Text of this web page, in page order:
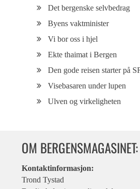
Det bergenske selvbedrag
Byens vaktminister
Vi bor oss i hjel
Ekte thaimat i Bergen
Den gode reisen starter på
Visebasaren under lupen
Ulven og virkeligheten
OM BERGENSMAGASINET:
Kontaktinformasjon:
Trond Tystad